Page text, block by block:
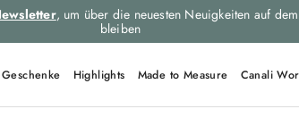
, um über die neuesten Neuigkeiten auf
bleiben
Geschenke Highlights Made to Measure Canali